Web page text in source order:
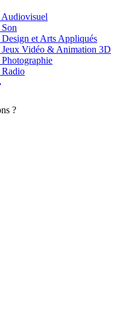
et Arts Appliqués
Vidéo & Animation 3D
?